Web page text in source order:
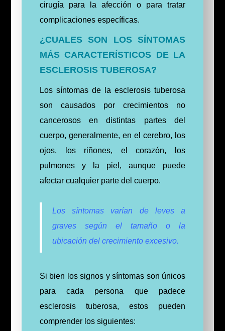
cirugía para la afección o para tratar
complicaciones específicas.
¿CUALES SON LOS SÍNTOMAS
MÁS CARACTERÍSTICOS DE LA
ESCLEROSIS TUBEROSA?
Los síntomas de la esclerosis tuberosa
son causados por crecimientos no
cancerosos en distintas partes del
cuerpo, generalmente, en el cerebro, los
ojos, los riñones, el corazón, los
pulmones y la piel, aunque puede
afectar cualquier parte del cuerpo.
Los síntomas varían de leves a
graves según el tamaño o la
ubicación del crecimiento excesivo.
Si bien los signos y síntomas son únicos
para cada persona que padece
esclerosis tuberosa, estos pueden
comprender los siguientes: